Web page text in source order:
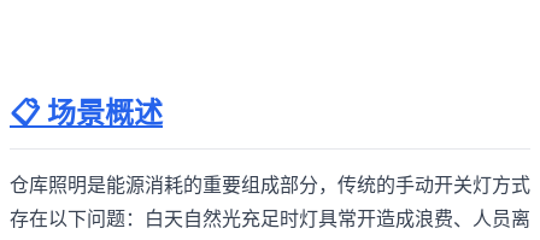
📋 场景概述
仓库照明是能源消耗的重要组成部分，传统的手动开关灯方式
存在以下问题：白天自然光充足时灯具常开造成浪费、人员离